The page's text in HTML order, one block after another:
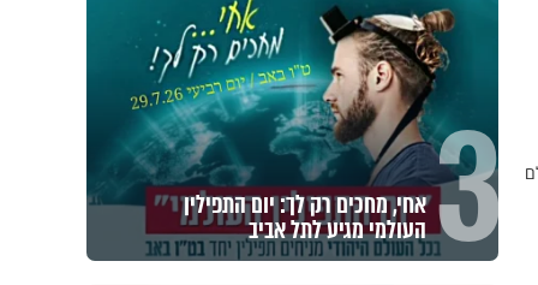
3 אחי, מחכים רק לך: יום התפילין
העולמי מגיע לתל אביב